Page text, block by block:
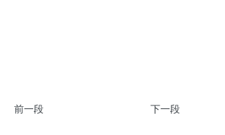
前一段 下一段